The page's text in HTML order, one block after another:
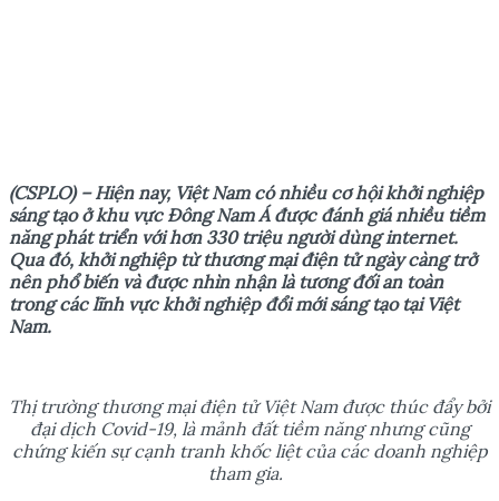
(CSPLO) – Hiệnnay, Việt Nam có nhiều cơ hội khởi nghiệp
sáng tạoởkhu vực Đông Nam Á được đánh giá nhiều tiềm
năng phát triển với hơn 330 triệu người dùng internet.
Quađó, khởi nghiệp từ thương mại điện tử ngày càng trở
nên phổ biến và được nhìn nhận là tương đối an toàn
trong các lĩnh vực khởi nghiệp đổi mới sáng tạo tại Việt
Nam.
Thị trường thương mại điện tử Việt Nam được thúc đẩy bởi
đại dịch Covid-19, là mảnh đất tiềm năng nhưng cũng
chứng kiến sự cạnh tranh khốc liệt của các doanh nghiệp
tham gia.